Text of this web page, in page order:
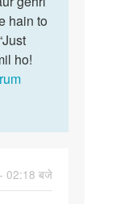
hain to
ho!
02:18 बजे